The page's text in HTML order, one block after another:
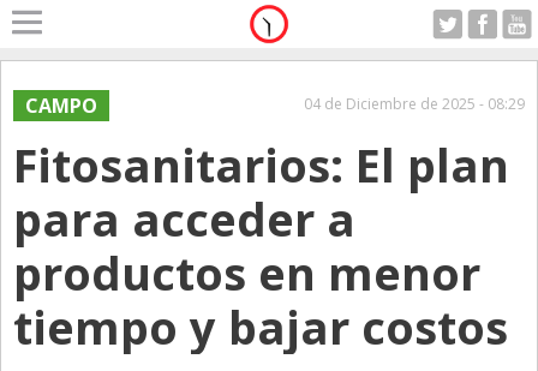
Home
A Motor
Alerta
Anticipo
Campo
Carrera & Emprendedores
Club House
Coleccionistas
CAMPO 04 de Diciembre de 2025 - 08:29
Fitosanitarios: El plan
para acceder a
productos en menor
tiempo y bajar costos